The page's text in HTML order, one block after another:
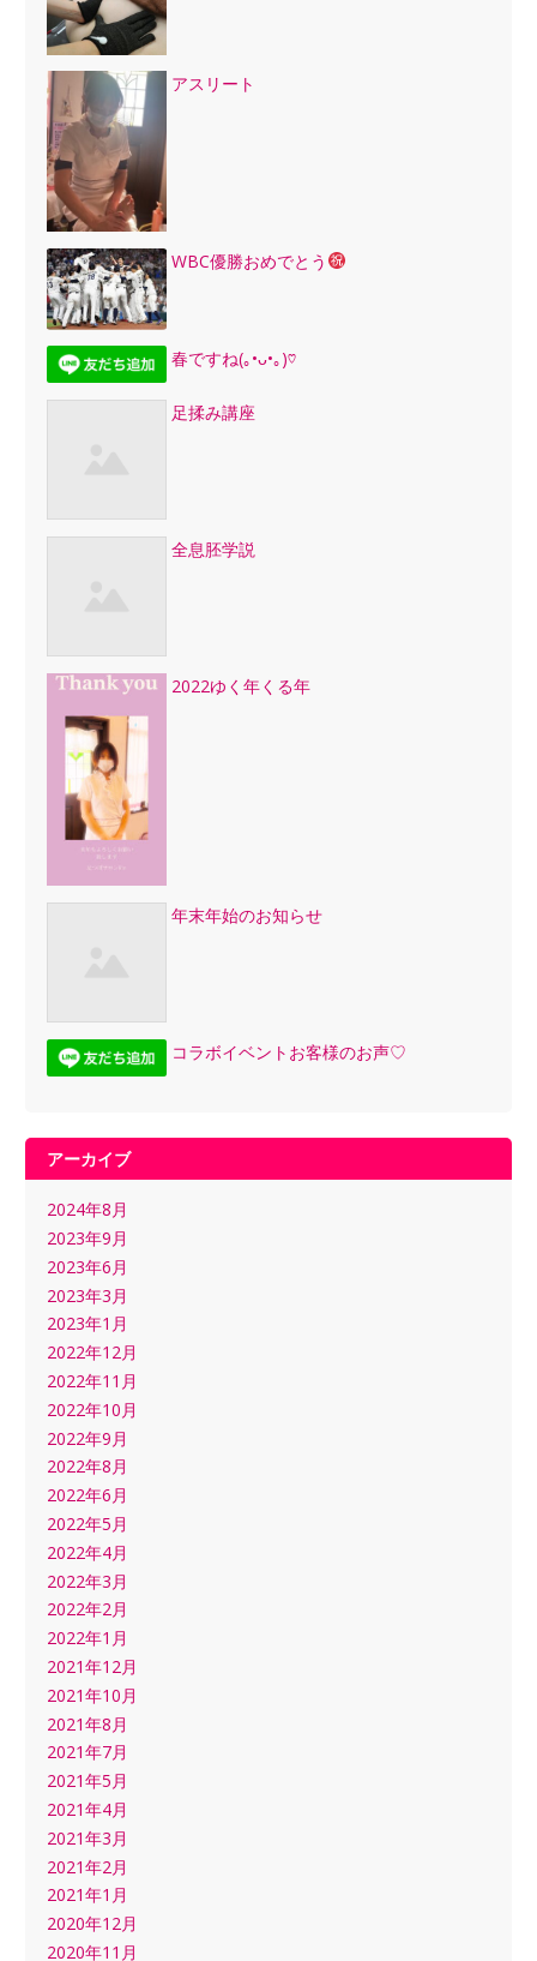
アスリート
WBC優勝おめでとう
春ですね(｡•ᴗ•｡)♡
足揉み講座
全息胚学説
2022ゆく年くる年
年末年始のお知らせ
コラボイベントお客様のお声♡
アーカイブ
2024年8月
2023年9月
2023年6月
2023年3月
2023年1月
2022年12月
2022年11月
2022年10月
2022年9月
2022年8月
2022年6月
2022年5月
2022年4月
2022年3月
2022年2月
2022年1月
2021年12月
2021年10月
2021年8月
2021年7月
2021年5月
2021年4月
2021年3月
2021年2月
2021年1月
2020年12月
2020年11月